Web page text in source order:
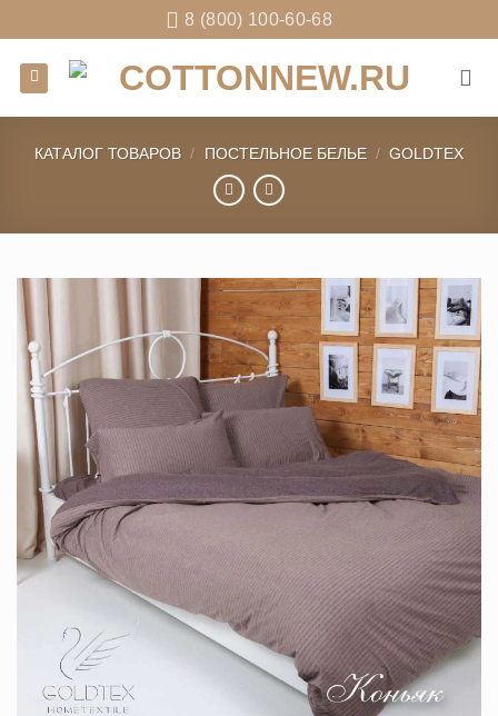
to
content
8 (800) 100-60-68
КАТАЛОГ ТОВАРОВ / ПОСТЕЛЬНОЕ БЕЛЬЕ / GOLDTEX